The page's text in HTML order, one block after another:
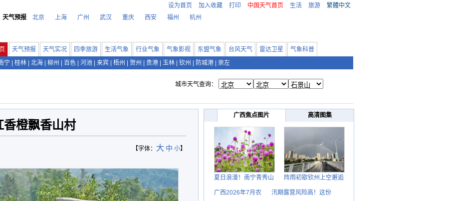
设为首页 加入收藏 打印 中国天气首页 生活 旅游
繁體中文
天气预报
北京 上海 广州 武汉 重庆 西安 福州 杭州
天气预报 天气实况 四季旅游 生活气象 行业气象 气象影视 东盟气象 台风天气 雷达卫星
气象科普
宁
桂林 北海 柳州 百色 河池 来宾 梧州 贺州 贵港 玉林 钦州 防城港 崇左
城市天气查询：
香橙飘香山村
【字体： 大 中 小】
广西焦点图片 高清图集
夏日浪漫！南宁青秀山 阵雨初歇钦州上空邂逅
广西2026年7月农
汛期露营风险高！这份